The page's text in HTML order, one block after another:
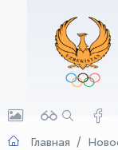
Главная
Онлайн ·